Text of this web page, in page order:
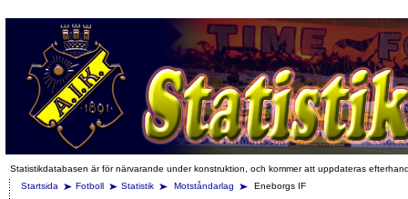
Statistikdatabasen är för närvarande under konstruktion, och kommer att uppdateras
Startsida
Fotboll Statistik Motståndarlag Eneborgs IF